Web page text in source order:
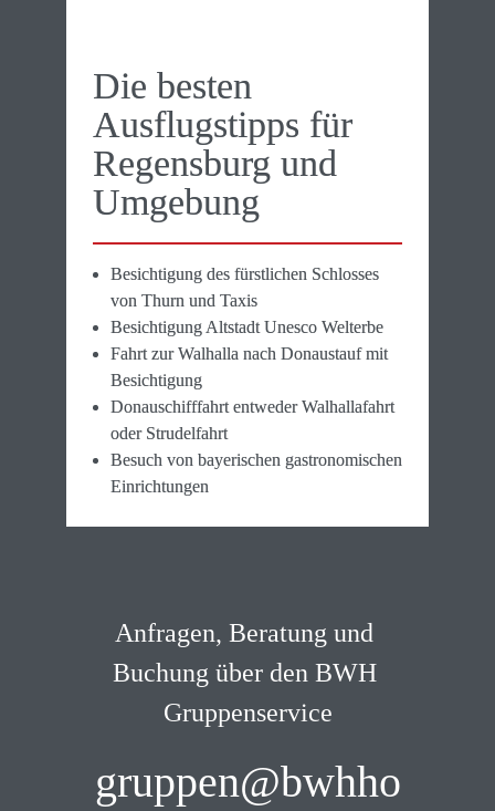
Die besten
Ausflugstipps für
Regensburg und
Umgebung
Besichtigung des fürstlichen Schlosses
von Thurn und Taxis
Besichtigung Altstadt Unesco Welterbe
Fahrt zur Walhalla nach Donaustauf mit
Besichtigung
Donauschifffahrt entweder Walhallafahrt
oder Strudelfahrt
Besuch von bayerischen gastronomischen
Einrichtungen
Anfragen, Beratung und
Buchung über den BWH
Gruppenservice
gruppen@bwhho